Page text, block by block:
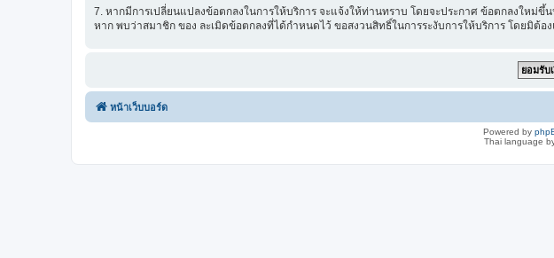
7. หากมีการเปลี่ยนแปลงข้อตกลงในการให้บริการ จะแจ้งให้ท่านทราบ โดยจะประกาศ ข้อตกลงใหม่
หาก พบว่าสมาชิก ของ ละเมิดข้อตกลงที่ได้กำหนดไว้ ขอสงวนสิทธิ์ในการระงับการให้บริการ โดยมิต้อ
หน้าเว็บบอร์ด
Powered by
Thai language